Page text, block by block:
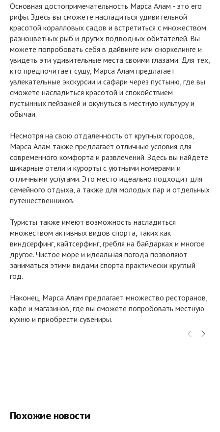
Основная достопримечательность Марса Алам - это его
рифы. Здесь вы сможете насладиться удивительной
красотой коралловых садов и встретиться с множеством
разноцветных рыб и других подводных обитателей. Вы
можете попробовать себя в дайвинге или сноркелинге и
увидеть эти удивительные места своими глазами. Для тех,
кто предпочитает сушу, Марса Алам предлагает
увлекательные экскурсии и сафари через пустыню, где вы
сможете насладиться красотой и спокойствием
пустынных пейзажей и окунуться в местную культуру и
обычаи.
Несмотря на свою отдаленность от крупных городов,
Марса Алам также предлагает отличные условия для
современного комфорта и развлечений. Здесь вы найдете
шикарные отели и курорты с уютными номерами и
отличными услугами. Это место идеально подходит для
семейного отдыха, а также для молодых пар и отдельных
путешественников.
Туристы также имеют возможность насладиться
множеством активных видов спорта, таких как
виндсерфинг, кайтсерфинг, гребля на байдарках и многое
другое. Чистое море и идеальная погода позволяют
заниматься этими видами спорта практически круглый
год.
Наконец, Марса Алам предлагает множество ресторанов,
кафе и магазинов, где вы сможете попробовать местную
кухню и приобрести сувениры.
Похожие новости